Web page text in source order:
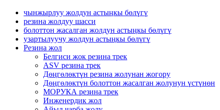
чынжырлуу жолдун астыңкы бөлүгү
резина жолдуу шасси
болоттон жасалган жолдун астыңкы бөлүгү
узартылуучу жолдун астыңкы бөлүгү
Резина жол
Белгиси жок резина трек
ASV резина трек
Дөңгөлөктүн резина жолунан жогору
Дөңгөлөктүн болоттон жасалган жолунун үстүнөн
МОРУКА резина трек
Инженердик жол